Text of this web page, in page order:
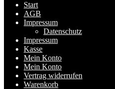
Start
AGB
Impressum
Datenschutz
Impressum
Kasse
Mein Konto
Mein Konto
Vertrag widerrufen
Warenkorb